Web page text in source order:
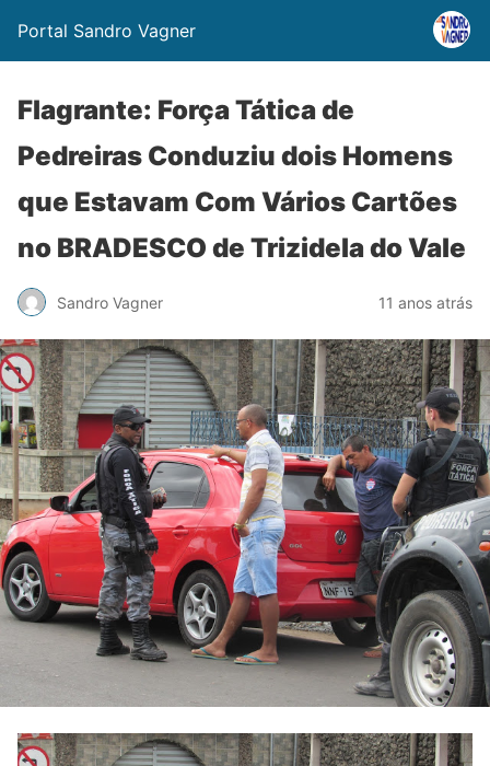
Portal Sandro Vagner
Flagrante: Força Tática de
Pedreiras Conduziu dois Homens
que Estavam Com Vários Cartões
no BRADESCO de Trizidela do Vale
Sandro Vagner 11 anos atrás